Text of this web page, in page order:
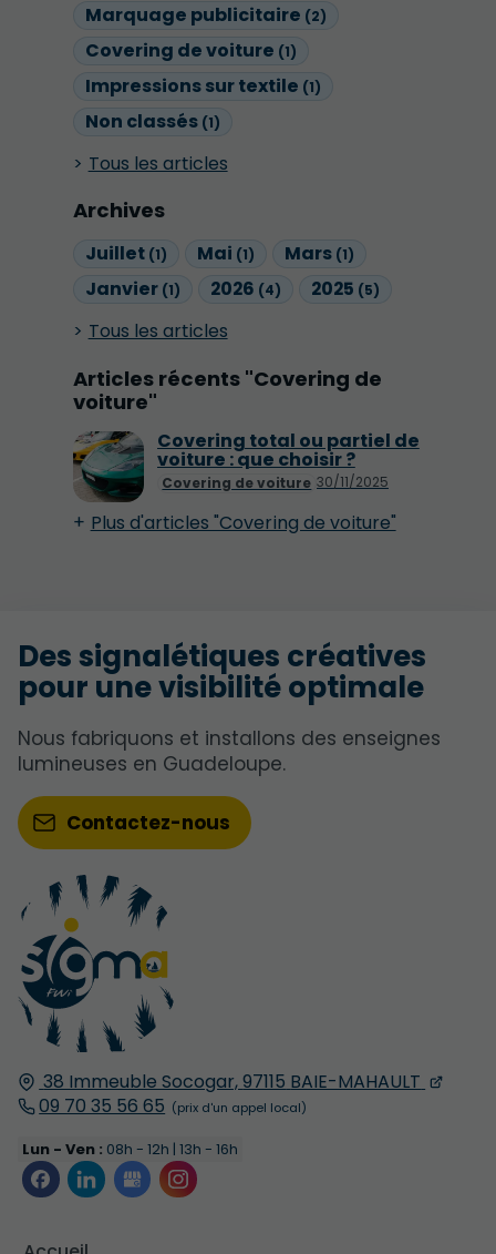
Marquage publicitaire (2)
Covering de voiture (1)
Impressions sur textile (1)
Non classés (1)
Tous les articles
Archives
Juillet (1) Mai (1) Mars (1)
Janvier (1) 2026 (4) 2025 (5)
Tous les articles
Articles récents "Covering de
voiture"
Covering de voiture 30/11/2025
Covering total ou partiel de
voiture : que choisir ?
Plus d'articles "Covering de voiture"
38 Immeuble Socogar,97115 BAIE-MAHAULT
09 70 35 56 65
Lun - Ven : 08h - 12h | 13h - 16h
Des signalétiques créatives
pour une visibilité optimale
Nous fabriquons et installons des enseignes
lumineuses en Guadeloupe.
Contactez-nous